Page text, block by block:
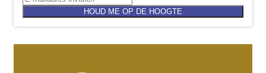
HOUD ME OP DE HOOGTE